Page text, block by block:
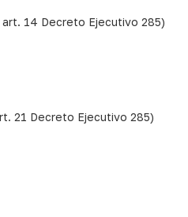
14 Decreto Ejecutivo 285)
21 Decreto Ejecutivo 285)